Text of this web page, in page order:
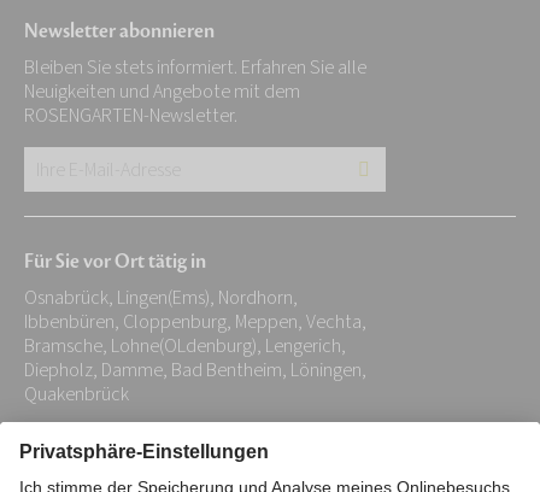
Newsletter abonnieren
Bleiben Sie stets informiert. Erfahren Sie alle
Neuigkeiten und Angebote mit dem
ROSENGARTEN-Newsletter.
E-
Adresse:
*
Für Sie vor Ort tätig in
Osnabrück, Lingen(Ems), Nordhorn,
Ibbenbüren, Cloppenburg, Meppen, Vechta,
Bramsche, Lohne(OLdenburg), Lengerich,
Diepholz, Damme, Bad Bentheim, Löningen,
Quakenbrück
Impressum Datenschutz Stiftung